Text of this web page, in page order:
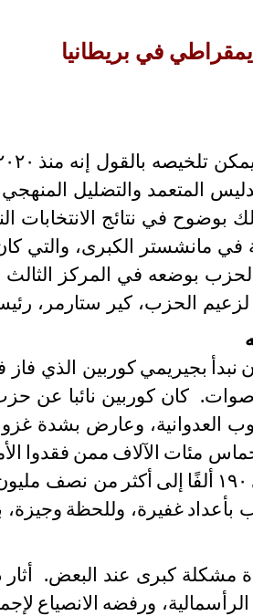
في بريطانيا
تلخيصه بالقول إنه منذ
المتعمد والتضليل
في نتائج الانتخابات
انتخابية في مانشستر الكبرى،
بوضعه في المركز
الحزب، كير ستارمر،
نبدأ بجيريميكوربين الذي فاز
. كان كوربين نائبا عن
العدوانية، وعارض بشدة غزو
مئات الآلاف ممن فقدوا
١٩٠ ألفًا إلى أكثر من نصف
بأعدادغفيرة، وللحظة وجيزة،
مشكلة كبرى عند البعض. أثار
ورفضه الانصياع